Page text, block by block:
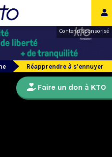
Contenu sponsorisé
Réapprendre à s’ennuyer
Faire un don à KTO